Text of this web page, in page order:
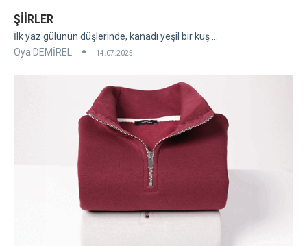
ŞİİRLER
İlk yaz gülünün düşlerinde, kanadı yeşil bir kuş ...
Oya DEMİREL
14.07.2025